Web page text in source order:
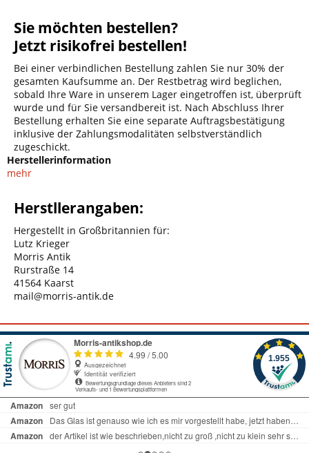
Sie möchten bestellen?
Jetzt risikofrei bestellen!
Bei einer verbindlichen Bestellung zahlen Sie nur 30% der
gesamten Kaufsumme an. Der Restbetrag wird beglichen,
sobald Ihre Ware in unserem Lager eingetroffen ist, überprüft
wurde und für Sie versandbereit ist. Nach Abschluss Ihrer
Bestellung erhalten Sie eine separate Auftragsbestätigung
inklusive der Zahlungsmodalitäten selbstverständlich
zugeschickt.
Herstellerinformation
mehr
Herstllerangaben:
Hergestellt in Großbritannien für:
Lutz Krieger
Morris Antik
Rurstraße 14
41564 Kaarst
mail@morris-antik.de